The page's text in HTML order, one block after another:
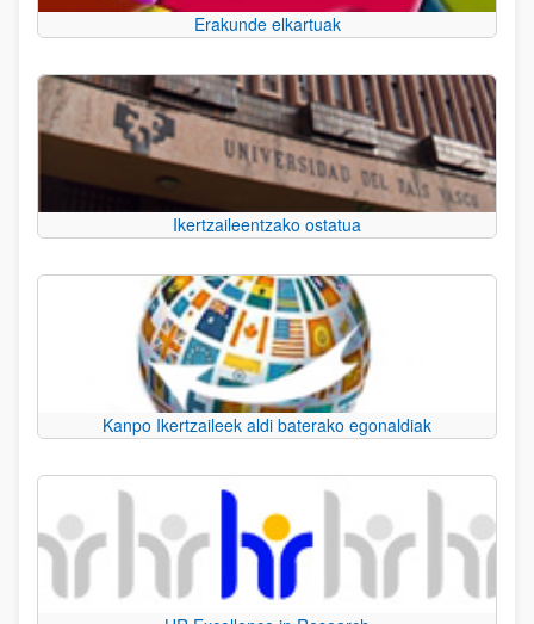
Erakunde elkartuak
Ikertzaileentzako ostatua
Kanpo Ikertzaileek aldi baterako egonaldiak